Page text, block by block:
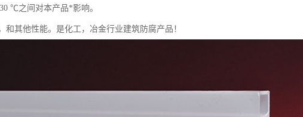
℃之间对本产品*影响。
和其他性能。是化工，冶金行业建筑防腐产品！